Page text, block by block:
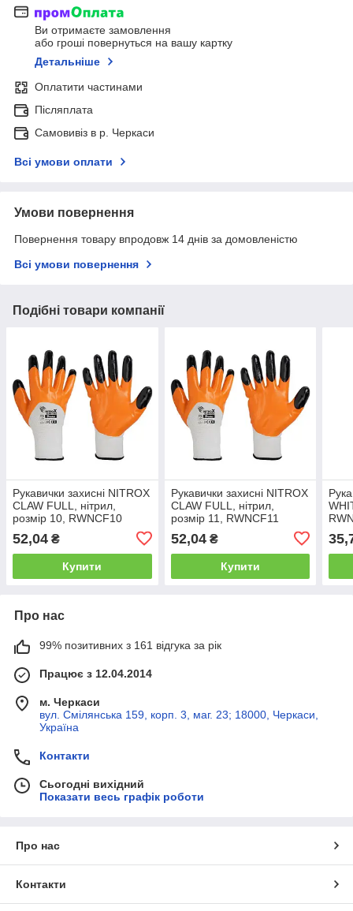
Ви отримаєте замовлення
або гроші повернуться на вашу картку
Детальніше
Оплатити частинами
Післяплата
Самовивіз в р. Черкаси
Всі умови оплати
Умови повернення
Повернення товару впродовж 14 днів за домовленістю
Всі умови повернення
Подібні товари компанії
Рукавички захисні NITROX
CLAW FULL, нітрил,
розмір 10, RWNCF10
52,04 ₴
Купити
Рукавички захисні NITROX
CLAW FULL, нітрил,
розмір 11, RWNCF11
52,04₴
Купити
Про нас
99% позитивних з 161 відгука за рік
Працює з 12.04.2014
м. Черкаси
вул. Смілянська 159, корп. 3, маг. 23; 18000, Черкаси,
Україна
Контакти
Сьогодні вихідний
Показати весь графік роботи
Про нас
Контакти